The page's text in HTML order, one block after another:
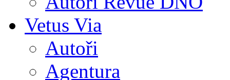
Vetus Via
Autoři
Agentura